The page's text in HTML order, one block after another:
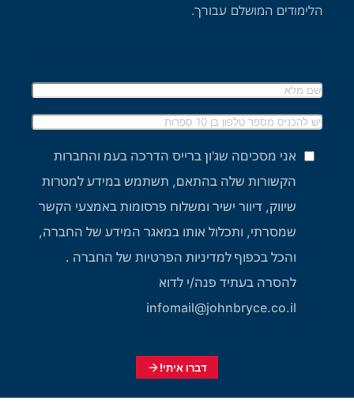
הלימודים המושלם עבורך.
אני מסכיםה שג'ון ברייס הדרכה בעמ והחברות
הקשורות שלה בהתאם, תשתמש במידע למטרות
שיווק, דיוור ישיר ומשלוח פרסומות באמצעי הקשר
שמסרתי, ותכלול אותו במאגר המידע של החברה,
והכל בכפוף למדיניות הפרטיות של החברה .
להסרה בעתיד פנה/י לדוא
infomail@johnbryce.co.il
דברו איתי!